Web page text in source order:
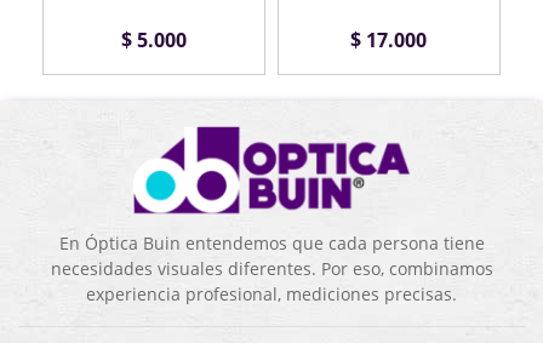
$ 5.000 $ 17.000
En Óptica Buin entendemos que cada persona tiene
necesidades visuales diferentes. Por eso, combinamos
experiencia profesional, mediciones precisas.